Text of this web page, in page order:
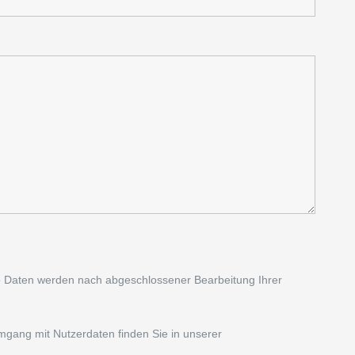
werden nach abgeschlossener Bearbeitung Ihrer
mit Nutzerdaten finden Sie in unserer